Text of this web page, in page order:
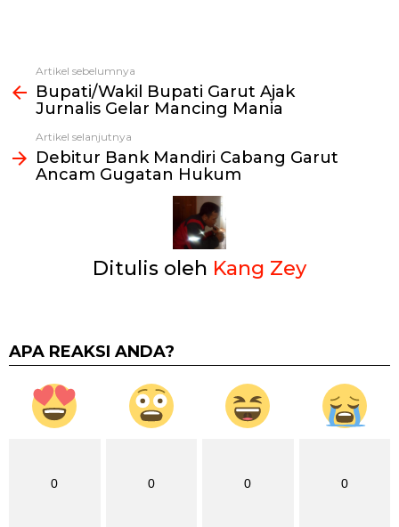
Lihat
selengkapnya
Artikel sebelumnya
Bupati/Wakil Bupati Garut Ajak
Jurnalis Gelar Mancing Mania
Artikel selanjutnya
Debitur Bank Mandiri Cabang Garut
Ancam Gugatan Hukum
Ditulis oleh Kang Zey
APA REAKSI ANDA?
0 0 0 0